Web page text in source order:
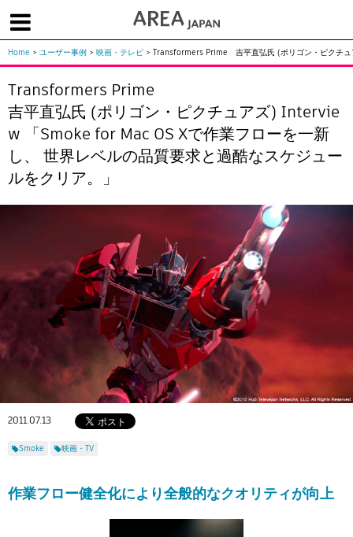
体験版で始める 学生向け無償版 ソフトを購入
About us | フォーラム お問合せ | メールマガジン
コラム
Columns
チュートリアル
Tutorials
ユーザー事例
User Stories
ムービー
注目のキーワード
インディー版
3DCGとは
ゲーム開発
建築・製造
アニメ
教育機関・学生
Flow Production Tracking（旧ShotGrid）
Home > ユーザー事例 > 映画・テレビ > Transformers Prime 吉平直弘氏 (ポリゴン・ピクチュ
Transformers Prime
吉平直弘氏 (ポリゴン・ピクチュアズ) Intervie
w 「Smoke for Mac OS Xで作業フローを一新
し、 世界レベルの品質要求と過酷なスケジュー
ルをクリア。」
2011.07.13
Smoke 映画・TV
作業フロー健全化により全般的なクオリティが向上